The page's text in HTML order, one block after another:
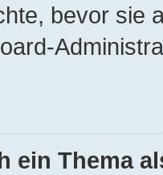
bevor sie
ein Thema